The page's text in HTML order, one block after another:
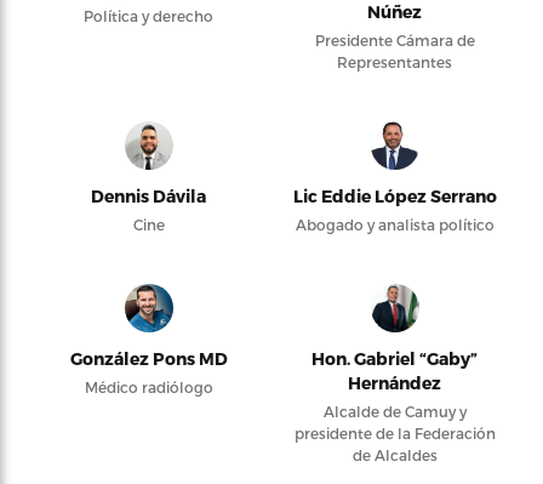
Política y derecho
Núñez
Presidente Cámara de
Representantes
Dennis Dávila
Cine
Lic Eddie López Serrano
Abogado y analista político
González Pons MD
Médico radiólogo
Hon. Gabriel “Gaby”
Hernández
Alcalde de Camuy y
presidente de la Federación
de Alcaldes